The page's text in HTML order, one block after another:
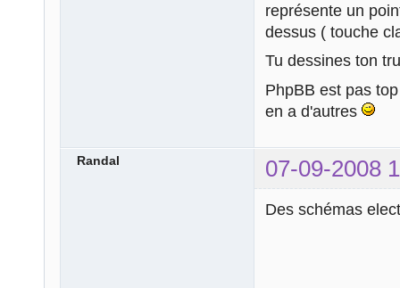
représente un
dessus ( touche
Tu dessines ton
PhpBB est pas
en a d'autres
Randal 07-09-2008
Des schémas